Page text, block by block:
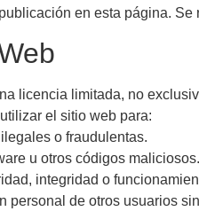
en esta página.
licencia limitada, no
el sitio web para:
o fraudulentas.
u otros códigos maliciosos.
integridad o
personal de otros usuarios